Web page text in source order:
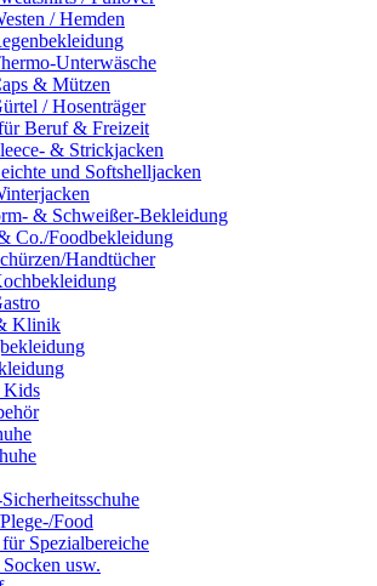
/ Hemden
Unterwäsche
& Mützen
/ Hosenträger
Beruf & Freizeit
& Strickjacken
und Softshelljacken
& Schweißer-Bekleidung
Co./Foodbekleidung
Handtücher
Klinik
Kids
Food
Spezialbereiche
usw.